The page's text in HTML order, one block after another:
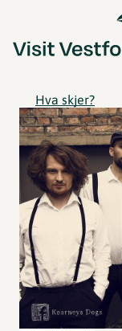
Hva skjer?